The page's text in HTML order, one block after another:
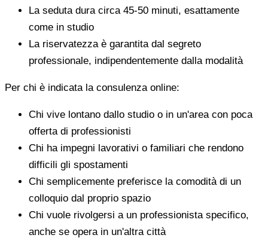
La seduta dura circa 45-50 minuti, esattamente
come in studio
La riservatezza è garantita dal segreto
professionale, indipendentemente dalla modalità
Per chi è indicata la consulenza online:
Chi vive lontano dallo studio o in un'area con poca
offerta di professionisti
Chi ha impegni lavorativi o familiari che rendono
difficili gli spostamenti
Chi semplicemente preferisce la comodità di un
colloquio dal proprio spazio
Chi vuole rivolgersi a un professionista specifico,
anche se opera in un'altra città